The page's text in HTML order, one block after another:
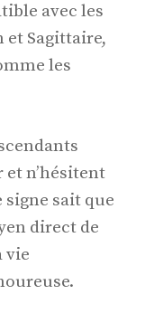
avec les
et Sagittaire,
les
n’hésitent
signe sait que
direct de
vie